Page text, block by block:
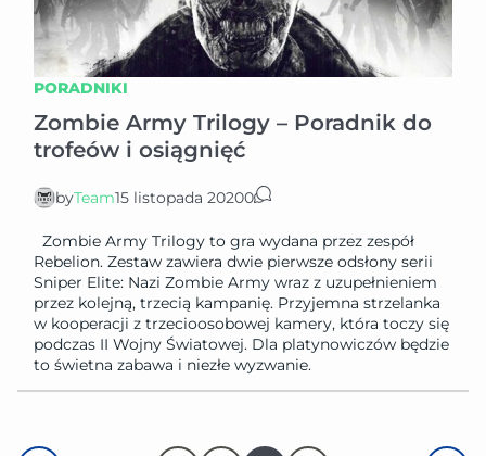
PORADNIKI
Zombie Army Trilogy – Poradnik do
trofeów i osiągnięć
byTeam15 listopada 20200
Zombie Army Trilogy to gra wydana przez zespół
Rebelion. Zestaw zawiera dwie pierwsze odsłony serii
Sniper Elite: Nazi Zombie Army wraz z uzupełnieniem
przez kolejną, trzecią kampanię. Przyjemna strzelanka
w kooperacji z trzecioosobowej kamery, która toczy się
podczas II Wojny Światowej. Dla platynowiczów będzie
to świetna zabawa i niezłe wyzwanie.